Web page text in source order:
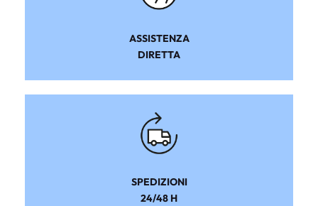
ASSISTENZA
DIRETTA
SPEDIZIONI
24/48 H